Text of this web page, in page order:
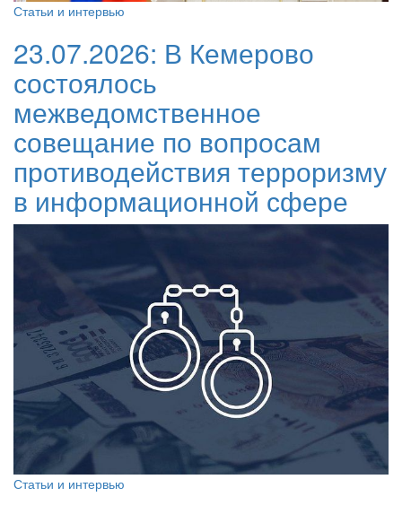
Статьи и интервью
23.07.2026: В Кемерово
состоялось
межведомственное
совещание по вопросам
противодействия терроризму
в информационной сфере
Статьи и интервью